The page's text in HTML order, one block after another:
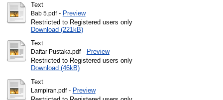
Text
Bab 5.pdf- Preview
Restricted to Registered users only
Download (221kB)
Text
Daftar Pustaka.pdf- Preview
Restricted to Registered users only
Download (46kB)
Text
Lampiran.pdf- Preview